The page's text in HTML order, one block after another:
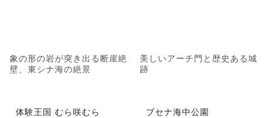
象の形の岩が突き出る断崖絶
壁、東シナ海の絶景
美しいアーチ門と歴史ある城
跡
体験王国 むら咲むら ブセナ海中公園